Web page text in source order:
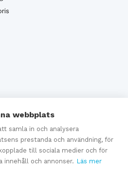
familjeföretagstjänster
webbplats
samla in och analysera
prestanda och användning, för
till sociala medier och för
innehåll och annonser. Läs mer